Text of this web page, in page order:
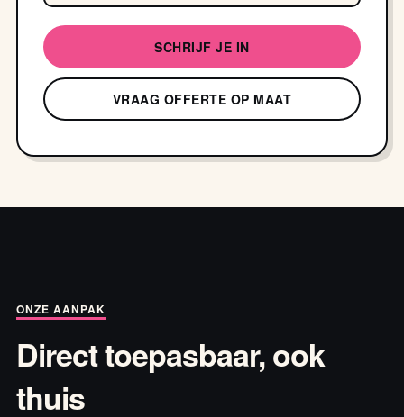
SCHRIJF JE IN
VRAAG OFFERTE OP MAAT
ONZE AANPAK
Direct toepasbaar, ook
thuis